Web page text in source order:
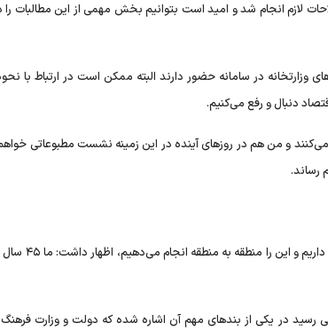
لازم انجام شد و امید است بتوانیم بخش مهمی از این مطالبات را
در سامانه حضور دارند البته ممکن است در ارتباط با
دنبال و رفع می‌کنیم.
می‌کنند و من هم در روز‌های آینده در این زمینه نشست مطبوعاتی
رساند.
وزیر فرهنگ و ارشاد اسلامی با اشاره به اینکه در
در یکی از بند‌های مهم آن اشاره شده که دولت و وزارت فرهنگ